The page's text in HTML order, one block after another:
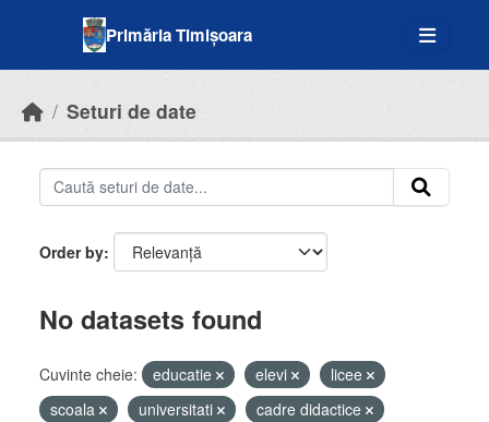
Primăria Timișoara
Seturi de date
Order by
No datasets found
Cuvinte cheie: educatie elevi
licee
scoala
universitati
cadre didactice